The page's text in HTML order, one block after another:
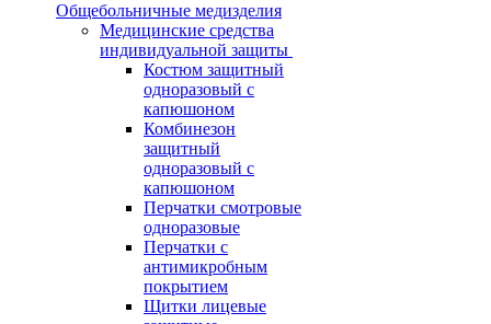
Общебольничные медизделия
Медицинские средства
индивидуальной защиты
Костюм защитный
одноразовый с
капюшоном
Комбинезон
защитный
одноразовый с
капюшоном
Перчатки смотровые
одноразовые
Перчатки с
антимикробным
покрытием
Щитки лицевые